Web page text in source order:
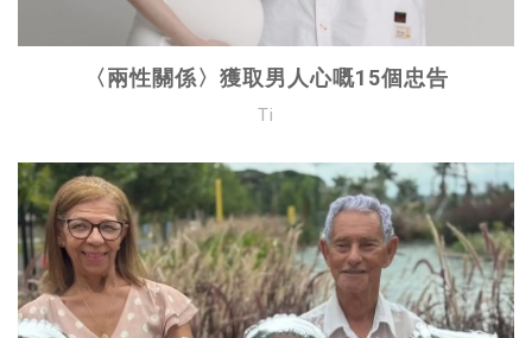
〈兩性關係〉獲取男人心嘅15個忠告
Ti